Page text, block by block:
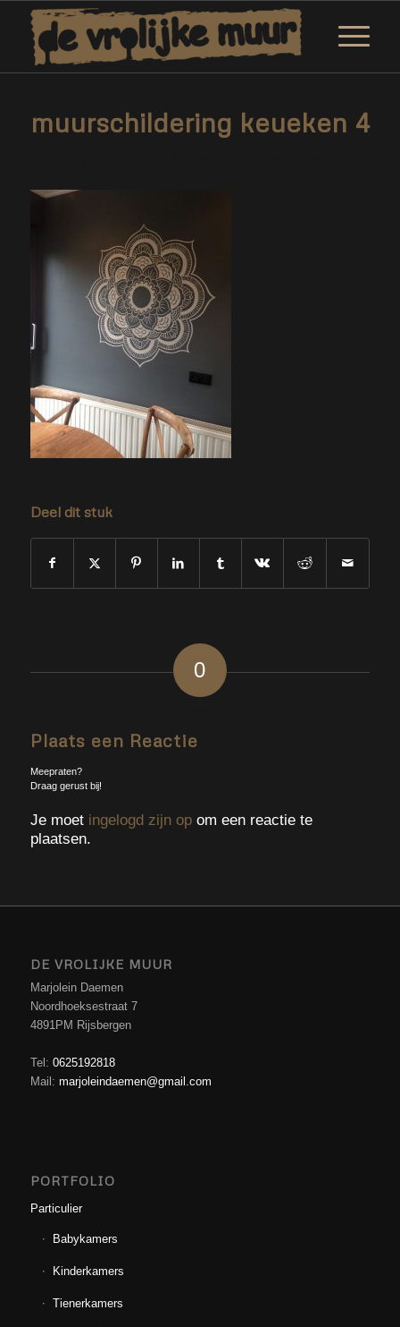
muurschildering keueken 4
Deel dit stuk
0
Plaats een Reactie
Meepraten?
Draag gerust bij!
Je moet ingelogd zijn opom een reactie te
plaatsen.
DE VROLIJKE MUUR
Marjolein Daemen
Noordhoeksestraat 7
4891PM Rijsbergen
Tel: 0625192818
Mail: marjoleindaemen@gmail.com
PORTFOLIO
Particulier
Babykamers
Kinderkamers
Tienerkamers